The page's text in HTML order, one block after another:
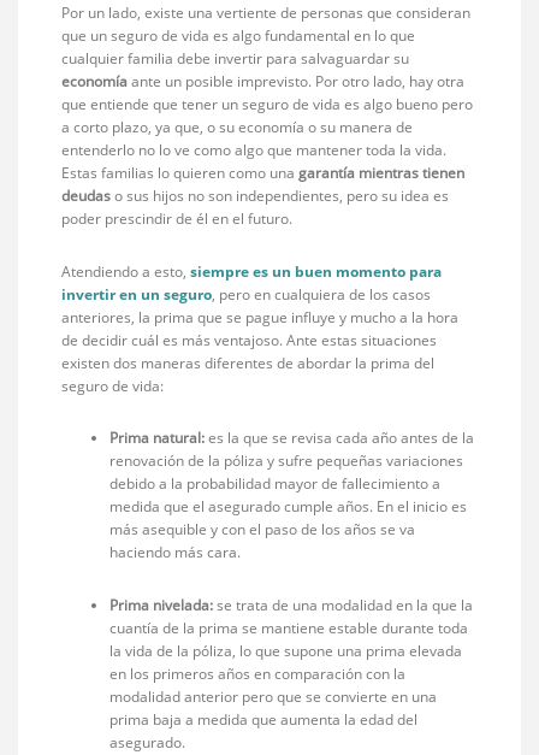
Por un lado, existe una vertiente de personas que consideran
que un seguro de vida es algo fundamental en lo que
cualquier familia debe invertir para salvaguardar su
economíaante un posible imprevisto. Por otro lado, hay otra
que entiende que tener un seguro de vida es algo bueno pero
a corto plazo, ya que, o su economía o su manera de
entenderlo no lo ve como algo que mantener toda la vida.
Estas familias lo quieren como unagarantía mientras tienen
deudaso sus hijos no son independientes, pero su idea es
poder prescindir de él en el futuro.
Atendiendo a esto,siempre es un buen momento para
invertir en un seguro, pero en cualquiera de los casos
anteriores, la prima que se pague influye y mucho a la hora
de decidir cuál es más ventajoso. Ante estas situaciones
existen dos maneras diferentes de abordar la prima del
seguro de vida:
Prima natural:es la que se revisa cada año antes de la
renovación de la póliza y sufre pequeñas variaciones
debido a la probabilidad mayor de fallecimiento a
medida que el asegurado cumple años. En el inicio es
más asequible y con el paso de los años se va
haciendo más cara.
Prima nivelada:se trata de una modalidad en la que la
cuantía de la prima se mantiene estable durante toda
la vida de la póliza, lo que supone una prima elevada
en los primeros años en comparación con la
modalidad anterior pero que se convierte en una
prima baja a medida que aumenta la edad del
asegurado.